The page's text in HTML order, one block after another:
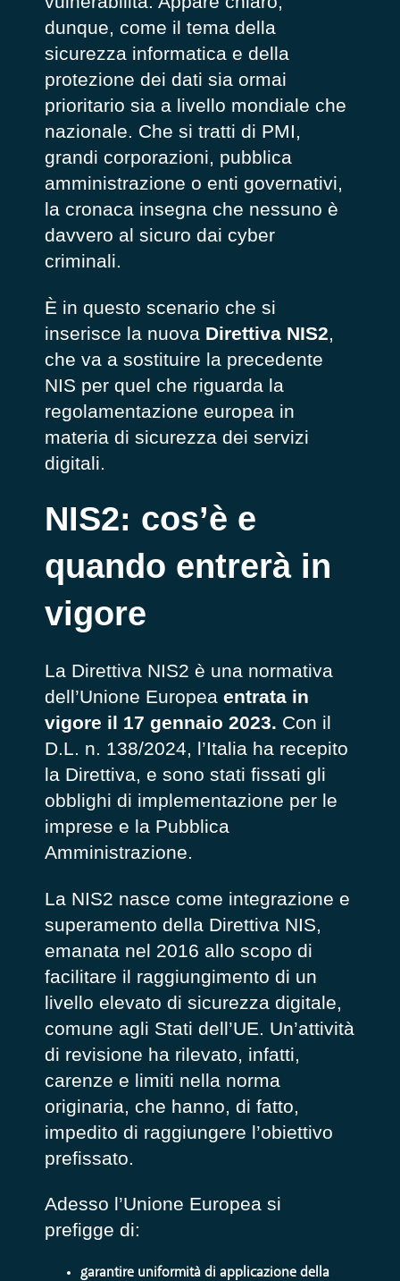
dunque, come il tema della
sicurezza informatica e della
protezione dei dati sia ormai
prioritario sia a livello mondiale che
nazionale. Che si tratti di PMI,
grandi corporazioni, pubblica
amministrazione o enti governativi,
la cronaca insegna che nessuno è
davvero al sicuro dai cyber
criminali.
È in questo scenario che si
inserisce la nuova Direttiva NIS2,
che va a sostituire la precedente
NIS per quel che riguarda la
regolamentazione europea in
materia di sicurezza dei servizi
digitali.
NIS2: cos’è e
quando entrerà in
vigore
La Direttiva NIS2 è una normativa
dell’Unione Europea entrata in
vigore il 17 gennaio 2023. Con il
D.L. n. 138/2024, l’Italia ha recepito
la Direttiva, e sono stati fissati gli
obblighi di implementazione per le
imprese e la Pubblica
Amministrazione.
La NIS2 nasce come integrazione e
superamento della Direttiva NIS,
emanata nel 2016 allo scopo di
facilitare il raggiungimento di un
livello elevato di sicurezza digitale,
comune agli Stati dell’UE. Un’attività
di revisione ha rilevato, infatti,
carenze e limiti nella norma
originaria, che hanno, di fatto,
impedito di raggiungere l’obiettivo
prefissato.
Adesso l’Unione Europea si
prefigge di:
garantire uniformità di applicazione della